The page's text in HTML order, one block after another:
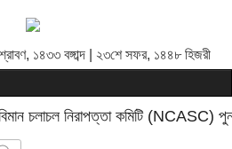
১৪৩৩ বঙ্গাব্দ | ২৩শে সফর, ১৪৪৮ হিজরী
চলাচল নিরাপত্তা কমিটি (NCASC)